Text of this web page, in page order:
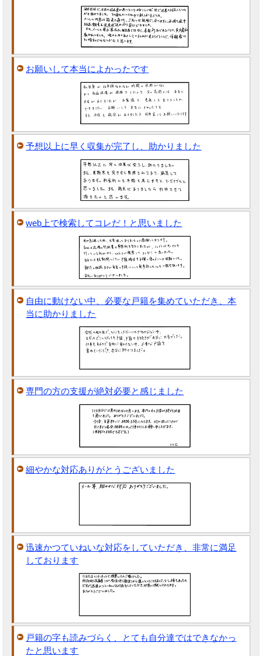
お願いして本当によかったです
予想以上に早く収集が完了し、助かりました
web上で検索してコレだ！と思いました
自由に動けない中、必要な戸籍を集めていただき、本
当に助かりました
専門の方の支援が絶対必要と感じました
細やかな対応ありがとうございました
迅速かつていねいな対応をしていただき、非常に満足
しております
戸籍の字も読みづらく、とても自分達ではできなかっ
たと思います